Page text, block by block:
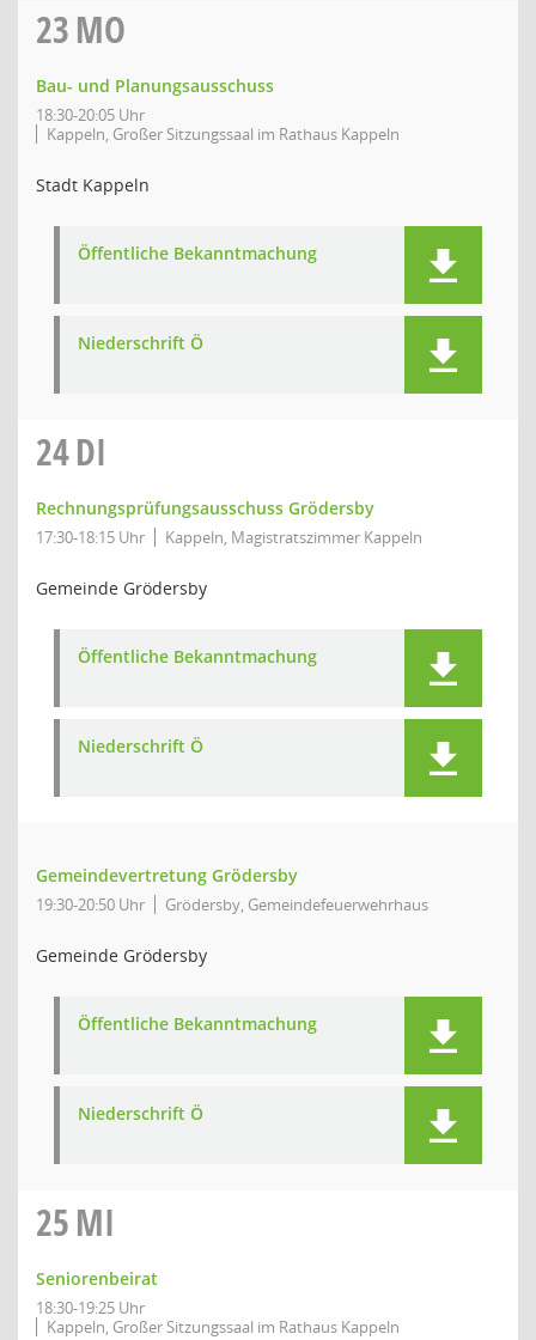
23MO
Bau- und Planungsausschuss
18:30-20:05 Uhr
Kappeln, Großer Sitzungssaal im Rathaus Kappeln
Stadt Kappeln
Öffentliche Bekanntmachung
Niederschrift Ö
24DI
Rechnungsprüfungsausschuss Grödersby
17:30-18:15 Uhr Kappeln, Magistratszimmer Kappeln
Gemeinde Grödersby
Öffentliche Bekanntmachung
Niederschrift Ö
Gemeindevertretung Grödersby
19:30-20:50 Uhr Grödersby, Gemeindefeuerwehrhaus
Gemeinde Grödersby
Öffentliche Bekanntmachung
Niederschrift Ö
25MI
Seniorenbeirat
18:30-19:25 Uhr
Kappeln, Großer Sitzungssaal im Rathaus Kappeln